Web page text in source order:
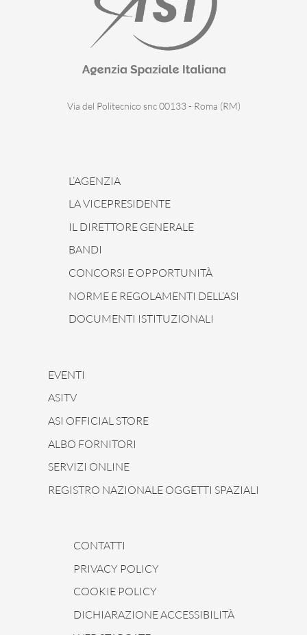
Via del Politecnico snc 00133 - Roma (RM)
L’AGENZIA
LA VICEPRESIDENTE
IL DIRETTORE GENERALE
BANDI
CONCORSI E OPPORTUNITÀ
NORME E REGOLAMENTI DELL’ASI
DOCUMENTI ISTITUZIONALI
EVENTI
ASITV
ASI OFFICIAL STORE
ALBO FORNITORI
SERVIZI ONLINE
REGISTRO NAZIONALE OGGETTI SPAZIALI
CONTATTI
PRIVACY POLICY
COOKIE POLICY
DICHIARAZIONE ACCESSIBILITÀ